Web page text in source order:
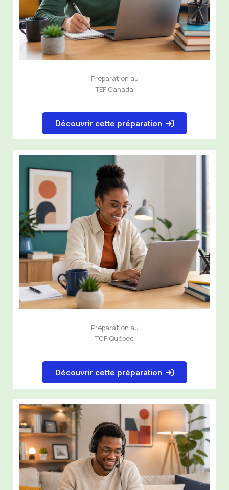
Préparation au
TEF Canada
Découvrir cette préparation
Préparation au
TCF Québec
Découvrir cette préparation